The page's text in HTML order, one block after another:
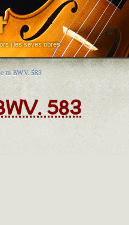
i les seves obres
m BWV. 583
583